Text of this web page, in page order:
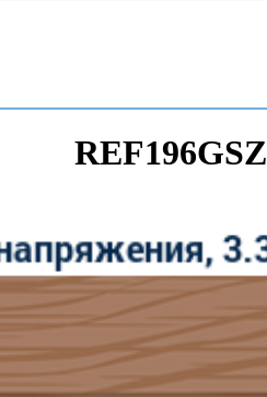
REF196GSZ